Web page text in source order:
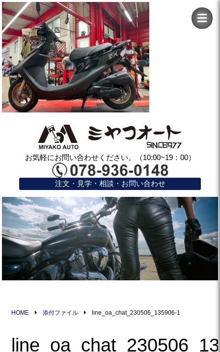
お気軽にお問い合わせください。（10:00~19：00）
注文・見学・相談・お問い合わせ
HOME 添付ファイル line_oa_chat_230506_135906-1